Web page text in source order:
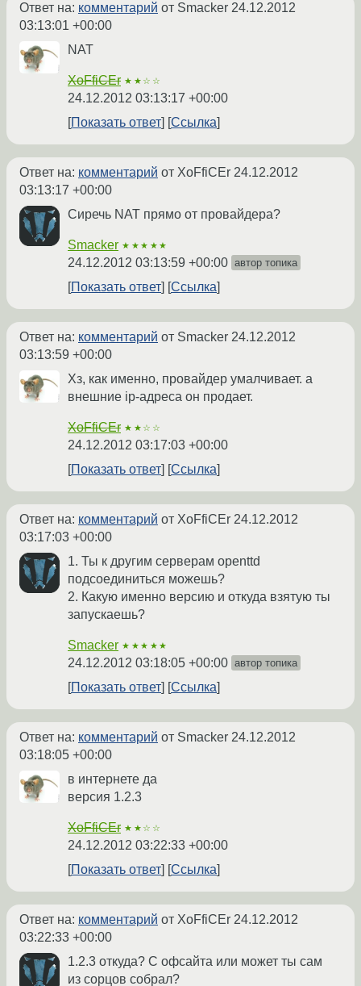
Ответ на: комментарий от Smacker 24.12.2012
03:13:01 +00:00
NAT
XoFfiCEr ★★☆☆
24.12.2012 03:13:17 +00:00
Показать ответ
Ссылка
Ответ на: комментарий от XoFfiCEr 24.12.2012
03:13:17 +00:00
Сиречь NAT прямо от провайдера?
Smacker ★★★★★
24.12.2012 03:13:59 +00:00 автор топика
Показать ответ Ссылка
Ответ на: комментарий от Smacker 24.12.2012
03:13:59 +00:00
Хз, как именно, провайдер умалчивает. а
внешние ip-адреса он продает.
XoFfiCEr ★★☆☆
24.12.2012 03:17:03 +00:00
Показать ответ
Ссылка
Ответ на: комментарий от XoFfiCEr 24.12.2012
03:17:03 +00:00
1. Ты к другим серверам openttd
подсоединиться можешь?
2. Какую именно версию и откуда взятую ты
запускаешь?
Smacker ★★★★★
24.12.2012 03:18:05 +00:00 автор топика
Показать ответ Ссылка
Ответ на: комментарий от Smacker 24.12.2012
03:18:05 +00:00
в интернете да
версия 1.2.3
XoFfiCEr ★★☆☆
24.12.2012 03:22:33 +00:00
Показать ответ
Ссылка
Ответ на: комментарий от XoFfiCEr 24.12.2012
03:22:33 +00:00
1.2.3 откуда? С офсайта или может ты сам
из сорцов собрал?